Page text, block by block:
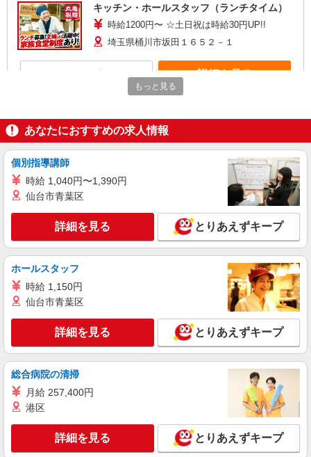
キッチン・ホールスタッフ（ランチタイム）
時給1200円〜 ☆土日祝は時給30円UP!!
埼玉県桶川市坂田１６５２－１
詳細を見る
株式会社ニッコクトラスト トーハン桶川SCMセンター（2224）
社員食堂の調理補助
時給1,141円 ※詳細は面接の際にご説明いたし
間中の労働条件：変更なし
埼玉県桶川市上日出谷1202-1トーハン桶川セン
キープ 詳細を見る
パート
株式会社若菜
介護老人保健施設での調理補助
早番/時給1,250円〜 遅番/時給1,150円〜
介護老人保健施設 葵の園・桶川 (埼玉県桶川市
倉田2208-1)
キープ 詳細を見る
パート
株式会社若菜
介護老人福祉施設での調理補助
［1］時給1,150円〜 ［2］時給1,200円〜
もっと見る
あなたにおすすめの求人情報
個別指導講師
時給 1,040円〜1,390円
仙台市青葉区
詳細を見る とりあえずキープ
ホールスタッフ
時給 1,150円
仙台市青葉区
詳細を見る とりあえずキープ
総合病院の清掃
月給 257,400円
港区
詳細を見る とりあえずキープ